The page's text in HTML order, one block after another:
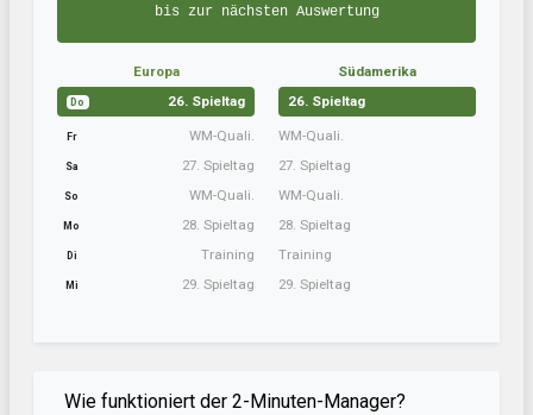
bis zur nächsten Auswertung
Europa
Do 26. Spieltag
Fr WM-Quali.
Sa 27. Spieltag
So WM-Quali.
Mo 28. Spieltag
Di Training
Mi 29. Spieltag
Südamerika
26. Spieltag
WM-Quali.
27. Spieltag
WM-Quali.
28. Spieltag
Training
29. Spieltag
Wie funktioniert der 2-Minuten-Manager?